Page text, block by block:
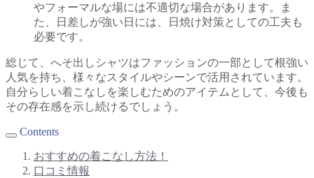
やフォーマルな場には不適切な場合があります。ま
た、日差しが強い日には、日焼け対策としての工夫も
必要です。
総じて、へそ出しシャツはファッションの一部として根強い
人気を持ち、様々なスタイルやシーンで活用されています。
自分らしい着こなしを楽しむためのアイテムとして、今後も
その存在感を示し続けるでしょう。
Contents
おすすめの着こなし方法！
口コミ情報